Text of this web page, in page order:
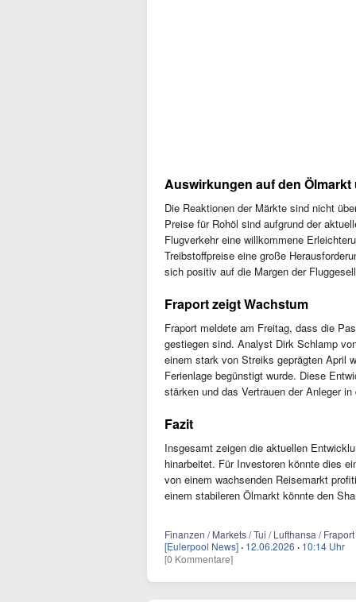
Auswirkungen auf den
Die Reaktionen der Märkte sind nicht
Preise für Rohöl sind aufgrund der
Flugverkehr eine willkommene
Treibstoffpreise eine große
sich positiv auf die Margen der
Fraport zeigt Wachstum
Fraport meldete am Freitag, dass die
gestiegen sind. Analyst Dirk Schlamp
einem stark von Streiks geprägten April
Ferienlage begünstigt wurde. Diese
stärken und das Vertrauen der Anleger
Fazit
Insgesamt zeigen die aktuellen
hinarbeitet. Für Investoren könnte dies
von einem wachsenden Reisemarkt
einem stabileren Ölmarkt könnte den
Finanzen / Markets / Tui / Lufthansa /
[Eulerpool News] · 12.06.2026 · 10:14 Uhr
[0 Kommentare]